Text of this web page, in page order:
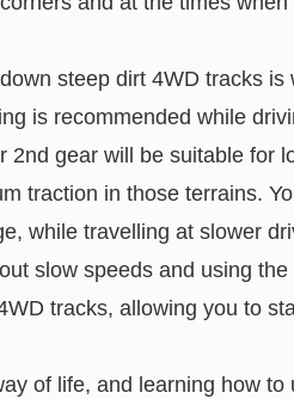
steep dirt 4WD tracks
is recommended while
2nd gear will be suitable for
traction in those terrains.
while travelling at slower
slow speeds and using
tracks, allowing you to
of life, and learning how